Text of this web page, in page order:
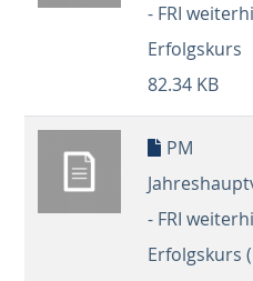
- FRI
Erfolgskurs
82.34 KB
PM
- FRI
Erfolgskurs